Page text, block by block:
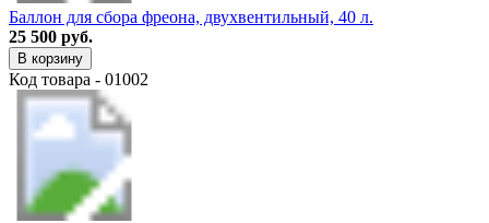
Баллон для сбора фреона, двухвентильный, 40 л.
25 500 руб.
В корзину
Код товара - 01002